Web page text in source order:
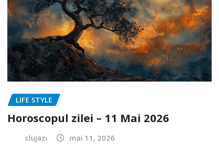
LIFE STYLE
Horoscopul zilei – 11 Mai 2026
clujazi mai 11, 2026